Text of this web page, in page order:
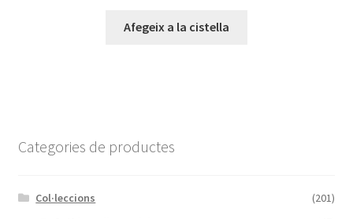
Afegeix a la cistella
Categories de productes
Col·leccions
(201)